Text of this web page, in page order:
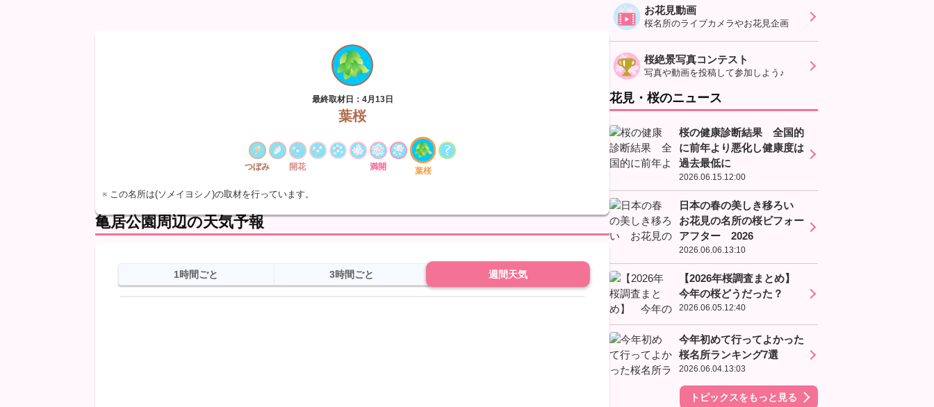
最終取材日：4月13日
葉桜
つぼみ 開花 満開 葉桜
※ この名所は(ソメイヨシノ)の取材を行っています。
亀居公園周辺の天気予報
1時間ごと 3時間ごと 週間天気
お花見動画
桜名所のライブカメラやお花見企画
桜絶景写真コンテスト
写真や動画を投稿して参加しよう♪
花見・桜のニュース
桜の健康診断結果 全国的
に前年より悪化し健康度は
過去最低に
2026.06.15.12:00
日本の春の美しき移ろい
お花見の名所の桜ビフォー
アフター 2026
2026.06.06.13:10
【2026年桜調査まとめ】
今年の桜どうだった？
2026.06.05.12:40
今年初めて行ってよかった
桜名所ランキング7選
2026.06.04.13:03
トピックスをもっと見る